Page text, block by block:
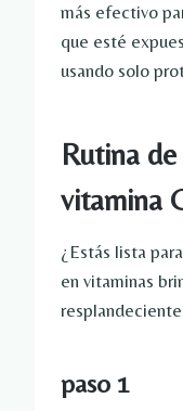
más efectivo
que esté
usando solo
Rutina
vitamina
¿Estás lista
en vitaminas
paso 1